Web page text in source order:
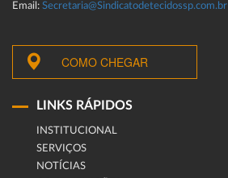
Email: Secretaria@Sindicatodetecidossp.com.br
COMO CHEGAR
LINKS RÁPIDOS
INSTITUCIONAL
SERVIÇOS
NOTÍCIAS